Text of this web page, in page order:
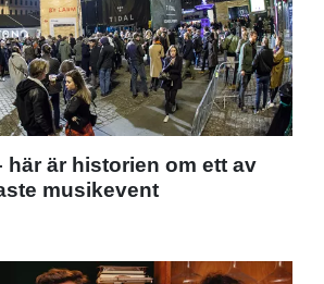
här är historien om ett av
musikevent